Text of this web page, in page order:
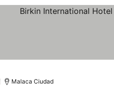
Malaca Ciudad